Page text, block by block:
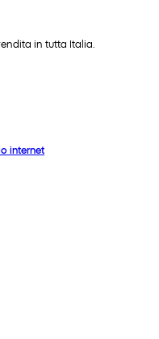
in tutta Italia.
internet